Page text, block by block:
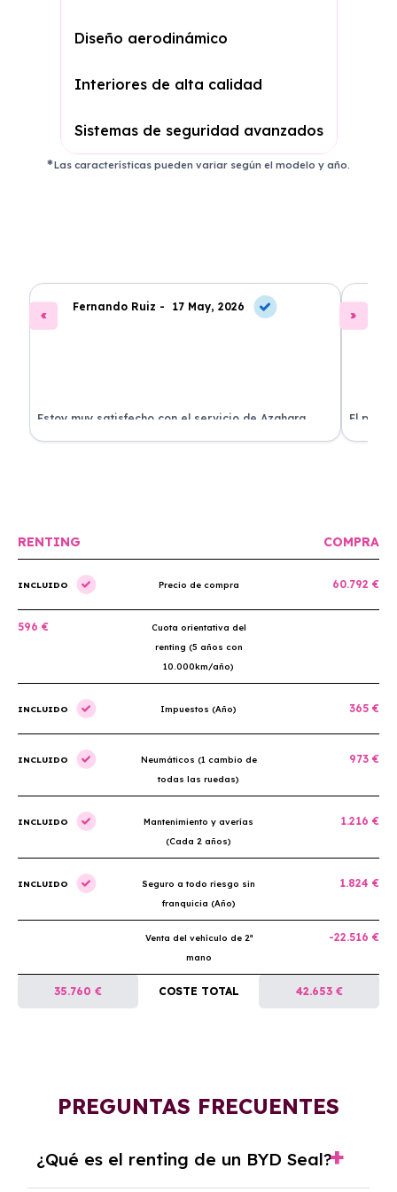
Diseño aerodinámico
Interiores de alta calidad
Sistemas de seguridad avanzados
Las características pueden variar según el modelo y año.
Fernando Ruiz - 17 May, 2026
Estoy muy satisfecho con el servicio de Azahara
Renting. El coche está en perfectas condiciones y el
El
llegó
RENTING COMPRA
INCLUIDO Precio de compra 60.792 €
596 €
Cuota orientativa del
renting (5 años con
10.000km/año)
INCLUIDO Impuestos (Año) 365 €
INCLUIDO
Neumáticos (1 cambio de
todas las ruedas)
973 €
INCLUIDO
Mantenimiento y averías
(Cada 2 años)
1.216 €
INCLUIDO
Seguro a todo riesgo sin
franquicia (Año)
1.824 €
Venta del vehículo de 2ª
mano
-22.516 €
35.760 € COSTE TOTAL 42.653 €
PREGUNTAS FRECUENTES
¿Qué es el renting de un BYD Seal?